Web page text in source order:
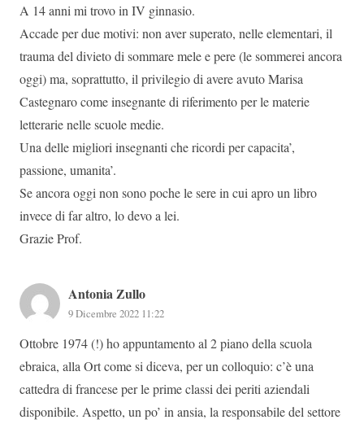
A 14 anni mi trovo in IV ginnasio.
Accade per due motivi: non aver superato, nelle elementari, il
trauma del divieto di sommare mele e pere (le sommerei ancora
oggi) ma, soprattutto, il privilegio di avere avuto Marisa
Castegnaro come insegnante di riferimento per le materie
letterarie nelle scuole medie.
Una delle migliori insegnanti che ricordi per capacita’,
passione, umanita’.
Se ancora oggi non sono poche le sere in cui apro un libro
invece di far altro, lo devo a lei.
Grazie Prof.
Antonia Zullo
9 Dicembre 2022 11:22
Ottobre 1974 (!) ho appuntamento al 2 piano della scuola
ebraica, alla Ort come si diceva, per un colloquio: c’è una
cattedra di francese per le prime classi dei periti aziendali
disponibile. Aspetto, un po’ in ansia, la responsabile del settore